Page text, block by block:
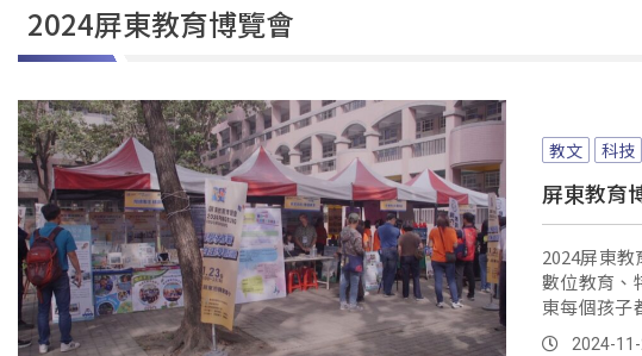
2024屏東教育博覽會
教文 科技
屏東教育
2024屏東
數位教育、
東每個孩子
學生智慧學
2024-